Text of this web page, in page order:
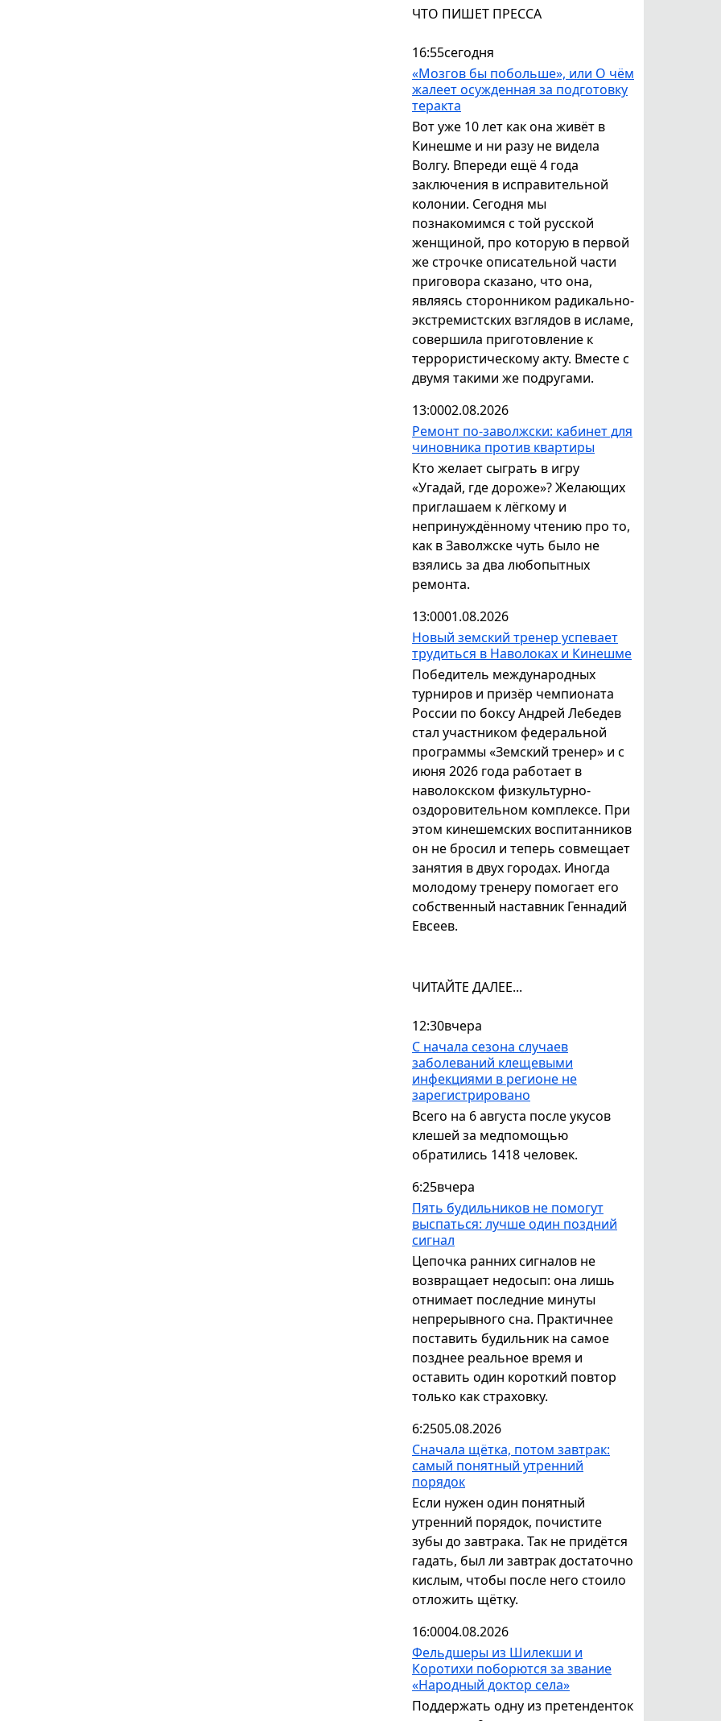
ЧТО ПИШЕТ ПРЕССА
16:55сегодня
«Мозгов бы побольше», или О чём
жалеет осужденная за подготовку
теракта
Вот уже 10 лет как она живёт в
Кинешме и ни разу не видела
Волгу. Впереди ещё 4 года
заключения в исправительной
колонии. Сегодня мы
познакомимся с той русской
женщиной, про которую в первой
же строчке описательной части
приговора сказано, что она,
являясь сторонником радикально-
экстремистских взглядов в исламе,
совершила приготовление к
террористическому акту. Вместе с
двумя такими же подругами.
13:0002.08.2026
Ремонт по-заволжски: кабинет для
чиновника против квартиры
Кто желает сыграть в игру
«Угадай, где дороже»? Желающих
приглашаем к лёгкому и
непринуждённому чтению про то,
как в Заволжске чуть было не
взялись за два любопытных
ремонта.
13:0001.08.2026
Новый земский тренер успевает
трудиться в Наволоках и Кинешме
Победитель международных
турниров и призёр чемпионата
России по боксу Андрей Лебедев
стал участником федеральной
программы «Земский тренер» и с
июня 2026 года работает в
наволокском физкультурно-
оздоровительном комплексе. При
этом кинешемских воспитанников
он не бросил и теперь совмещает
занятия в двух городах. Иногда
молодому тренеру помогает его
собственный наставник Геннадий
Евсеев.
ЧИТАЙТЕ ДАЛЕЕ...
12:30вчера
С начала сезона случаев
заболеваний клещевыми
инфекциями в регионе не
зарегистрировано
Всего на 6 августа после укусов
клешей за медпомощью
обратились 1418 человек.
6:25вчера
Пять будильников не помогут
выспаться: лучше один поздний
сигнал
Цепочка ранних сигналов не
возвращает недосып: она лишь
отнимает последние минуты
непрерывного сна. Практичнее
поставить будильник на самое
позднее реальное время и
оставить один короткий повтор
только как страховку.
6:2505.08.2026
Сначала щётка, потом завтрак:
самый понятный утренний
порядок
Если нужен один понятный
утренний порядок, почистите
зубы до завтрака. Так не придётся
гадать, был ли завтрак достаточно
кислым, чтобы после него стоило
отложить щётку.
16:0004.08.2026
Фельдшеры из Шилекши и
Коротихи поборются за звание
«Народный доктор села»
Поддержать одну из претенденток